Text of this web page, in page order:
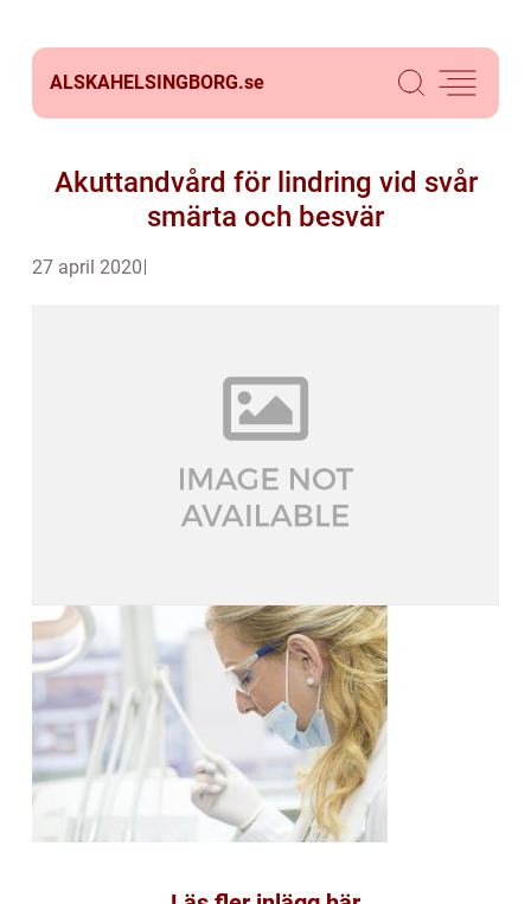
ALSKAHELSINGBORG.se
Akuttandvård för lindring vid svår
smärta och besvär
27 april 2020